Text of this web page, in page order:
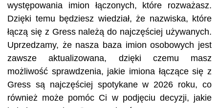
występowania imion łączonych, które rozważasz.
Dzięki temu będziesz wiedział, że nazwiska, które
łączą się z Gress należą do najczęściej używanych.
Uprzedzamy, że nasza baza imion osobowych jest
zawsze aktualizowana, dzięki czemu masz
możliwość sprawdzenia, jakie imiona łączące się z
Gress są najczęściej spotykane w 2026 roku, co
również może pomóc Ci w podjęciu decyzji, jakie